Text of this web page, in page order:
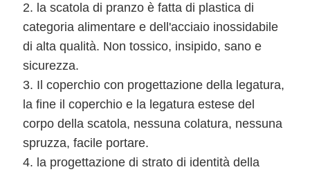
2. la scatola di pranzo è fatta di plastica di
categoria alimentare e dell'acciaio inossidabile
di alta qualità. Non tossico, insipido, sano e
sicurezza.
3. Il coperchio con progettazione della legatura,
la fine il coperchio e la legatura estese del
corpo della scatola, nessuna colatura, nessuna
spruzza, facile portare.
4. la progettazione di strato di identità della